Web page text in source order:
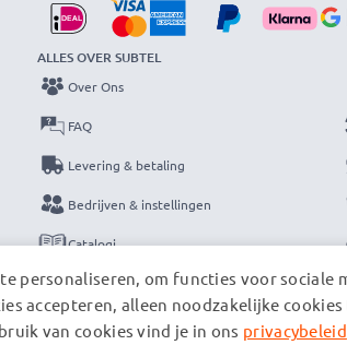
ALLES OVER SUBTEL
Over Ons
FAQ
Levering & betaling
Bedrijven & instellingen
Catalogi
Contact
personaliseren, om functies voor sociale
accepteren, alleen noodzakelijke
van cookies vind je in ons privacybeleid